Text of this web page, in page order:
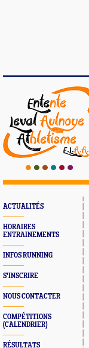
ACTUALITÉS
HORAIRES
ENTRAINEMENTS
INFOS RUNNING
S'INSCRIRE
NOUS CONTACTER
COMPÉTITIONS
(CALENDRIER)
RÉSULTATS